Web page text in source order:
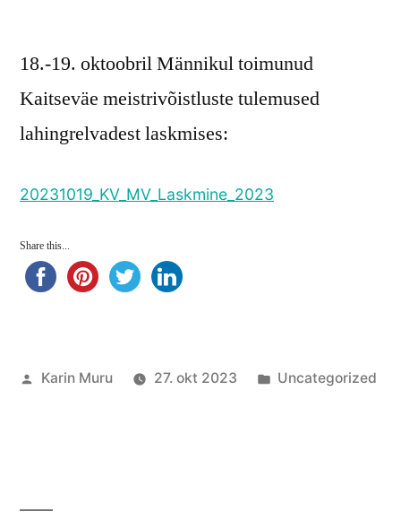
18.-19. oktoobril Männikul toimunud
Kaitseväe meistrivõistluste tulemused
lahingrelvadest laskmises:
20231019_KV_MV_Laskmine_2023
Share this...
Posted
Karin Muru 27. okt 2023
Posted
Uncategorized